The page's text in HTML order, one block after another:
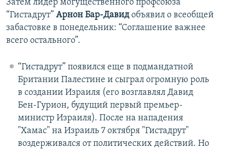
Затем лидер могущественного профсоюза
“Гистадрут” Арнон Бар-Давидобъявил о всеобщей
забастовке в понедельник: “Соглашение важнее
всего остального”.
“Гистадрут” появился еще в подмандатной
Британии Палестине и сыграл огромную роль
в создании Израиля (его возглавлял Давид
Бен-Гурион, будущий первый премьер-
министр Израиля). После на нападения
"Хамас" на Израиль 7 октября "Гистадрут"
воздерживался от политических действий. Но